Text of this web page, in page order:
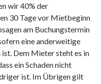
wir 40% der
30 Tage vor Mietbeginn
am Buchungstermin
eine anderweitige
Dem Mieter steht es in
ein Schaden nicht
ist. Im Übrigen gilt